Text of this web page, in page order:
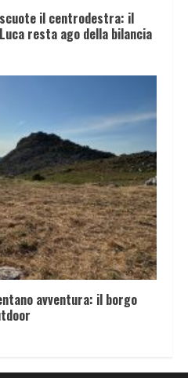
il centrodestra: il
resta ago della bilancia
avventura: il borgo